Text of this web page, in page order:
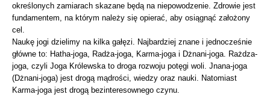
określonych zamiarach skazane będą na niepowodzenie. Zdrowie jest
fundamentem, na którym należy się opierać, aby osiągnąć założony
cel.
Naukę jogi dzielimy na kilka gałęzi. Najbardziej znane i jednocześnie
główne to: Hatha-joga, Radża-joga, Karma-joga i Dżnani-joga. Rażdza-
joga, czyli Joga Królewska to droga rozwoju potęgi woli. Jnana-joga
(Dżnani-joga) jest drogą mądrości, wiedzy oraz nauki. Natomiast
Karma-joga jest drogą bezinteresownego czynu.